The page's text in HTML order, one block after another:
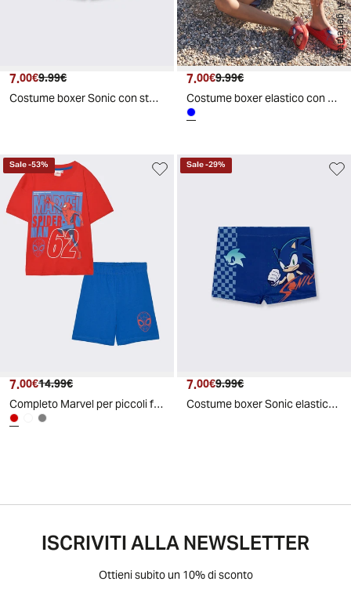
Prezzo attuale
7.00€ Prezzo originale
9.99€
Costume boxer Sonic con stampa elastica - Turchese
AI generated
Prezzo attuale
7.00€ Prezzo originale
9.99€
Costume boxer elastico con Spiderman - Blu navy
Sale-53%
Prezzo attuale
7.00€ Prezzo originale
14.99€
Completo Marvel per piccoli fan di Spider-Man - Rosso
Sale-29%
Prezzo attuale
7.00€ Prezzo originale
9.99€
Costume boxer Sonic elastico e divertente - Blu
ISCRIVITI ALLA NEWSLETTER
Ottieni subito un 10% di sconto